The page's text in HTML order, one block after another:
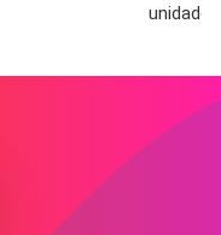
unidades